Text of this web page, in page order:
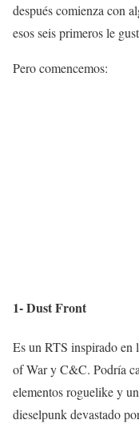
después comienza con
esos seis primeros le
Pero comencemos:
1- Dust Front
Es un RTS inspirado en
of War y C&C. Podría
elementos roguelike y
dieselpunk devastado